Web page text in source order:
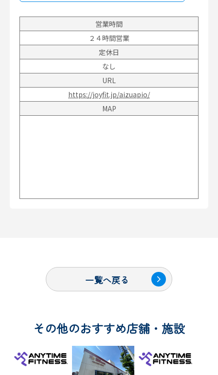
営業時間
２４時間営業
定休日
なし
URL
https://joyfit.jp/aizuapio/
MAP
一覧へ戻る
その他のおすすめ店舗・施設